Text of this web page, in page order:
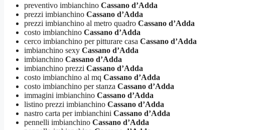
preventivo imbianchino Cassano d’Adda
prezzi imbianchino Cassano d’Adda
prezzi imbianchino al metro quadro Cassano d’Adda
costo imbianchino Cassano d’Adda
cerco imbianchino per pitturare casa Cassano d’Adda
imbianchino sexy Cassano d’Adda
imbianchino Cassano d’Adda
imbianchino prezzi Cassano d’Adda
costo imbianchino al mq Cassano d’Adda
costo imbianchino per stanza Cassano d’Adda
immagini imbianchino Cassano d’Adda
listino prezzi imbianchino Cassano d’Adda
nastro carta per imbianchini Cassano d’Adda
pennelli imbianchino Cassano d’Adda